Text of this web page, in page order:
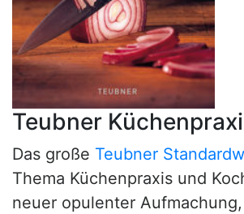
Teubner
Das große Teubner
Thema Küchenpraxis und
neuer opulenter